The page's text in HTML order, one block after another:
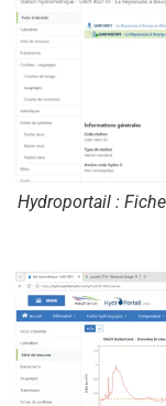
Hydroportail :